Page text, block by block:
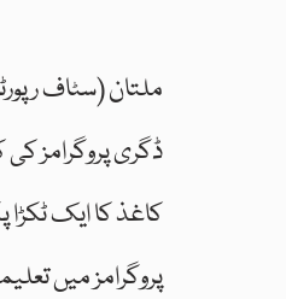
ملتان (سٹاف
ڈگری پروگرامز
کاغذ کا ایک
پروگرامز میں